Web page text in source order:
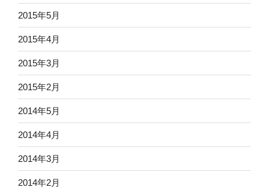
2015年5月
2015年4月
2015年3月
2015年2月
2014年5月
2014年4月
2014年3月
2014年2月